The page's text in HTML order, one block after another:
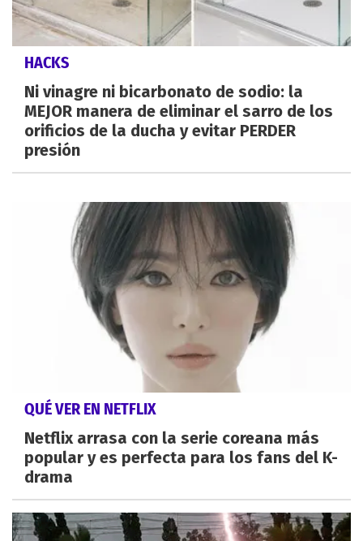
HACKS
Ni vinagre ni bicarbonato de sodio: la
MEJOR manera de eliminar el sarro de los
orificios de la ducha y evitar PERDER
presión
QUÉ VER EN NETFLIX
Netflix arrasa con la serie coreana más
popular y es perfecta para los fans del K-
drama